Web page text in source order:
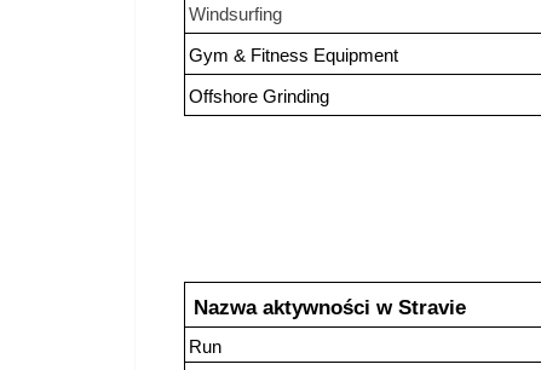
Windsurfing
Gym & Fitness Equipment
Offshore Grinding
Nazwa aktywności w Stravie
Run